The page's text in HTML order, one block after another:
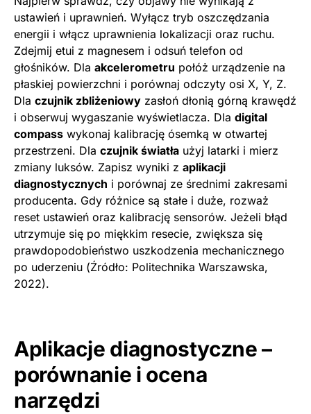
ustawień i uprawnień. Wyłącz tryb oszczędzania
energii i włącz uprawnienia lokalizacji oraz ruchu.
Zdejmij etui z magnesem i odsuń telefon od
głośników. Dla akcelerometru połóż urządzenie na
płaskiej powierzchni i porównaj odczyty osi X, Y, Z.
Dla czujnik zbliżeniowy zasłoń dłonią górną krawędź
i obserwuj wygaszanie wyświetlacza. Dla digital
compass wykonaj kalibrację ósemką w otwartej
przestrzeni. Dla czujnik światła użyj latarki i mierz
zmiany luksów. Zapisz wyniki z aplikacji
diagnostycznych i porównaj ze średnimi zakresami
producenta. Gdy różnice są stałe i duże, rozważ
reset ustawień oraz kalibrację sensorów. Jeżeli błąd
utrzymuje się po miękkim resecie, zwiększa się
prawdopodobieństwo uszkodzenia mechanicznego
po uderzeniu (Źródło: Politechnika Warszawska,
2022).
Aplikacje diagnostyczne –
porównanie i ocena
narzędzi